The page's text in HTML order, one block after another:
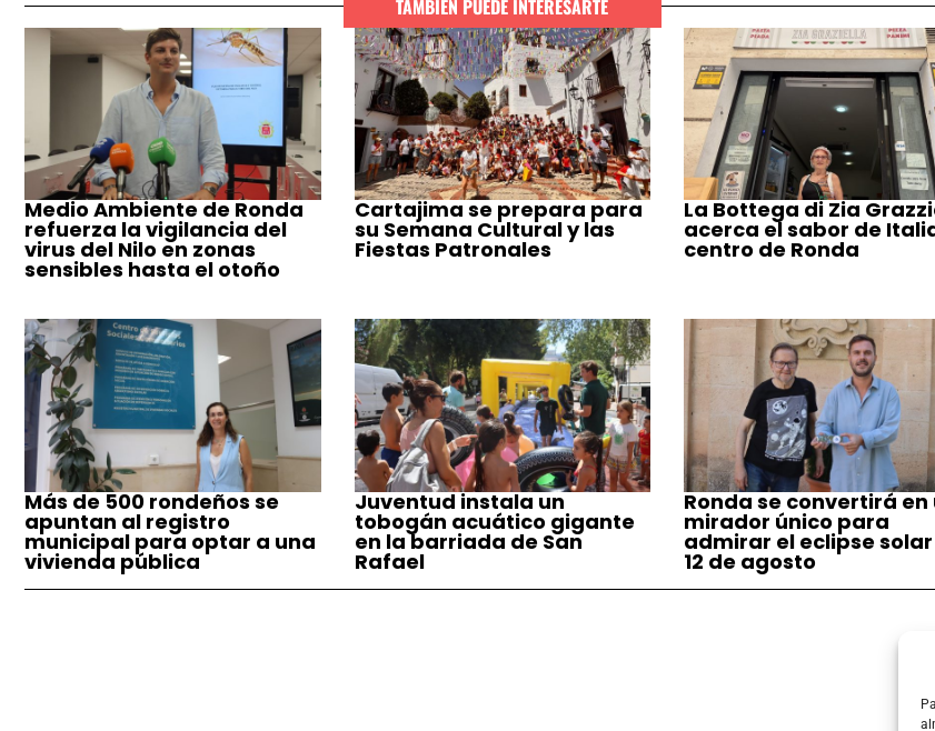
TAMBIÉN PUEDE INTERESARTE
Medio Ambiente de Ronda
refuerza la vigilancia del
virus del Nilo en zonas
sensibles hasta el otoño
Cartajima se prepara para
su Semana Cultural y las
Fiestas Patronales
La Bottega di Zia
acerca el sabor de
centro de Ronda
Más de 500 rondeños se
apuntan al registro
municipal para optar a una
vivienda pública
Juventud instala un
tobogán acuático gigante
en la barriada de San
Rafael
Ronda se convertirá en
mirador único para
admirar el eclipse
12 de agosto